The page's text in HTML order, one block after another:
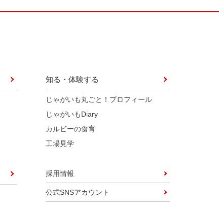
知る・体験する
じゃがいも丸ごと！プロフィール
じゃがいもDiary
カルビーの食育
工場見学
採用情報
公式SNSアカウント